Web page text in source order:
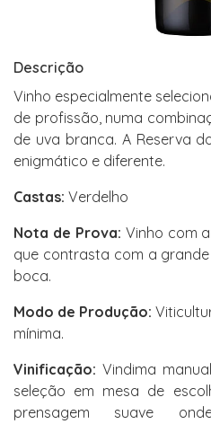
Descrição
Vinho especialmente
de profissão, numa
de uva branca. A Reserva
enigmático e diferente.
Castas: Verdelho
Nota de Prova: Vinho com
que contrasta com a
boca.
Modo de Produção:
mínima.
Vinificação: Vindima
seleção em mesa de
prensagem suave